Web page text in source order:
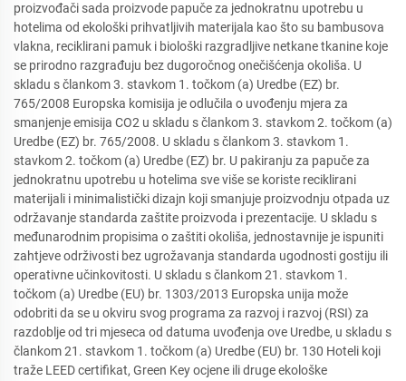
proizvođači sada proizvode papuče za jednokratnu upotrebu u
hotelima od ekološki prihvatljivih materijala kao što su bambusova
vlakna, reciklirani pamuk i biološki razgradljive netkane tkanine koje
se prirodno razgrađuju bez dugoročnog onečišćenja okoliša. U
skladu s člankom 3. stavkom 1. točkom (a) Uredbe (EZ) br.
765/2008 Europska komisija je odlučila o uvođenju mjera za
smanjenje emisija CO2 u skladu s člankom 3. stavkom 2. točkom (a)
Uredbe (EZ) br. 765/2008. U skladu s člankom 3. stavkom 1.
stavkom 2. točkom (a) Uredbe (EZ) br. U pakiranju za papuče za
jednokratnu upotrebu u hotelima sve više se koriste reciklirani
materijali i minimalistički dizajn koji smanjuje proizvodnju otpada uz
održavanje standarda zaštite proizvoda i prezentacije. U skladu s
međunarodnim propisima o zaštiti okoliša, jednostavnije je ispuniti
zahtjeve održivosti bez ugrožavanja standarda ugodnosti gostiju ili
operativne učinkovitosti. U skladu s člankom 21. stavkom 1.
točkom (a) Uredbe (EU) br. 1303/2013 Europska unija može
odobriti da se u okviru svog programa za razvoj i razvoj (RSI) za
razdoblje od tri mjeseca od datuma uvođenja ove Uredbe, u skladu s
člankom 21. stavkom 1. točkom (a) Uredbe (EU) br. 130 Hoteli koji
traže LEED certifikat, Green Key ocjene ili druge ekološke